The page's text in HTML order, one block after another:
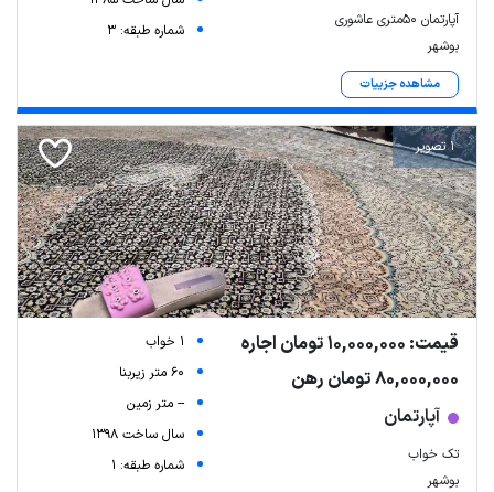
آپارتمان ۵۰متری عاشوری
بوشهر
مشاهده جزییات
شماره طبقه: 3
1 تصویر
قیمت: 10,000,000 تومان اجاره
80,000,000 تومان رهن
آپارتمان
تک خواب
بوشهر
1 خواب
60 متر زیربنا
-- متر زمین
سال ساخت 1398
شماره طبقه: 1